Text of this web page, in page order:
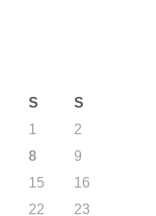
S
S
1
2
8
9
15
16
22
23